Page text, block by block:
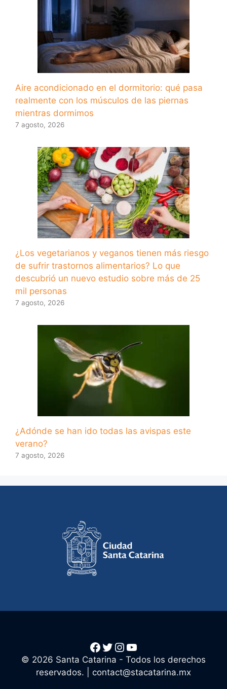
Aire acondicionado en el dormitorio: qué pasa
realmente con los músculos de las piernas
mientras dormimos
7 agosto, 2026
¿Los vegetarianos y veganos tienen más riesgo
de sufrir trastornos alimentarios? Lo que
descubrió un nuevo estudio sobre más de 25
mil personas
7 agosto, 2026
¿Adónde se han ido todas las avispas este
verano?
7 agosto, 2026
© 2026 Santa Catarina - Todos los derechos
reservados. | contact@stacatarina.mx
Facebook
Twitter
Instagram
YouTube